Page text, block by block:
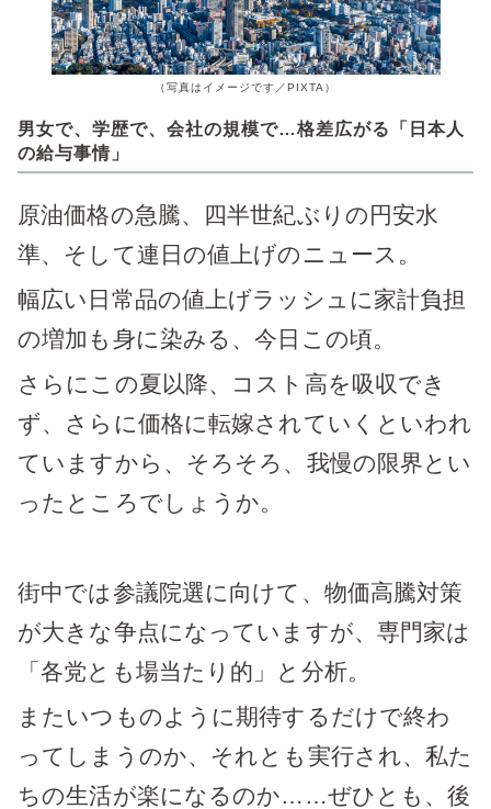
（写真はイメージです／PIXTA）
男女で、学歴で、会社の規模で…格差広がる「日本人
の給与事情」
原油価格の急騰、四半世紀ぶりの円安水
準、そして連日の値上げのニュース。
幅広い日常品の値上げラッシュに家計負担
の増加も身に染みる、今日この頃。
さらにこの夏以降、コスト高を吸収でき
ず、さらに価格に転嫁されていくといわれ
ていますから、そろそろ、我慢の限界とい
ったところでしょうか。
街中では参議院選に向けて、物価高騰対策
が大きな争点になっていますが、専門家は
「各党とも場当たり的」と分析。
またいつものように期待するだけで終わ
ってしまうのか、それとも実行され、私た
ちの生活が楽になるのか……ぜひとも、後